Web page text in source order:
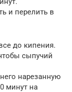
и перелить в
до кипения.
сыпучий
нарезанную
минут на